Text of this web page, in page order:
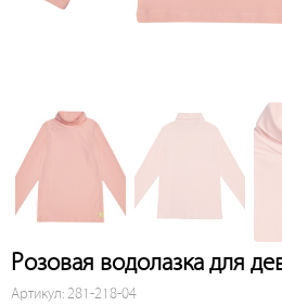
Розовая водолазка для
Артикул: 281-218-04